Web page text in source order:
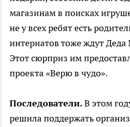
магазинам в поисках
не у всех ребят есть
интернатов тоже ждут
Этот сюрприз им
проекта «Верю в чудо».
Последователи.В этом
решила поддержать